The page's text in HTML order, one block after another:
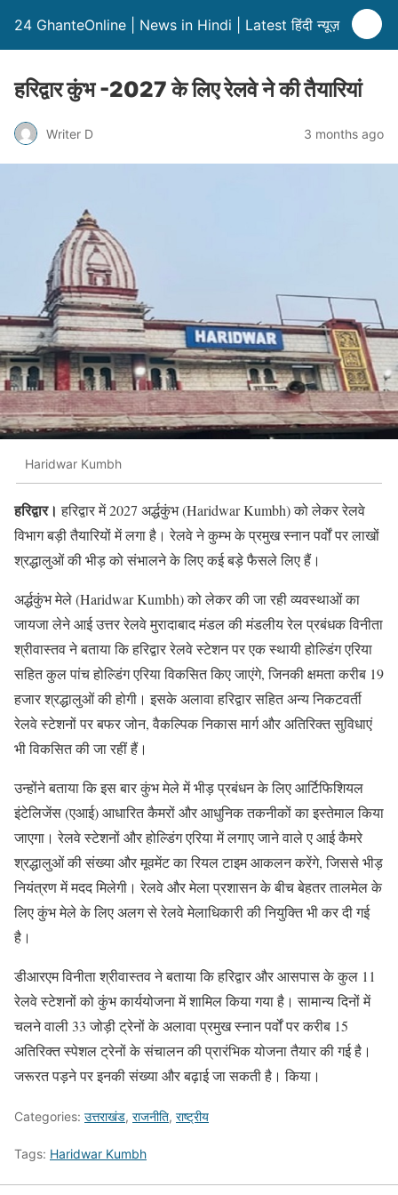
24 GhanteOnline | News in Hindi | Latest हिंदी न्यूज़
हरिद्वार कुंभ -2027 के लिए रेलवे ने की तैयारियां
Writer D 3 months ago
Haridwar Kumbh
हरिद्वार। हरिद्वार में 2027 अर्द्धकुंभ (Haridwar Kumbh) को लेकर रेलवे
विभाग बड़ी तैयारियों में लगा है। रेलवे ने कुम्भ के प्रमुख स्नान पर्वों पर लाखों
श्रद्धालुओं की भीड़ को संभालने के लिए कई बड़े फैसले लिए हैं।
अर्द्धकुंभ मेले (Haridwar Kumbh) को लेकर की जा रही व्यवस्थाओं का
जायजा लेने आई उत्तर रेलवे मुरादाबाद मंडल की मंडलीय रेल प्रबंधक विनीता
श्रीवास्तव ने बताया कि हरिद्वार रेलवे स्टेशन पर एक स्थायी होल्डिंग एरिया
सहित कुल पांच होल्डिंग एरिया विकसित किए जाएंगे, जिनकी क्षमता करीब 19
हजार श्रद्धालुओं की होगी। इसके अलावा हरिद्वार सहित अन्य निकटवर्ती
रेलवे स्टेशनों पर बफर जोन, वैकल्पिक निकास मार्ग और अतिरिक्त सुविधाएं
भी विकसित की जा रहीं हैं।
उन्होंने बताया कि इस बार कुंभ मेले में भीड़ प्रबंधन के लिए आर्टिफिशियल
इंटेलिजेंस (एआई) आधारित कैमरों और आधुनिक तकनीकों का इस्तेमाल किया
जाएगा। रेलवे स्टेशनों और होल्डिंग एरिया में लगाए जाने वाले ए आई कैमरे
श्रद्धालुओं की संख्या और मूवमेंट का रियल टाइम आकलन करेंगे, जिससे भीड़
नियंत्रण में मदद मिलेगी। रेलवे और मेला प्रशासन के बीच बेहतर तालमेल के
लिए कुंभ मेले के लिए अलग से रेलवे मेलाधिकारी की नियुक्ति भी कर दी गई
है।
डीआरएम विनीता श्रीवास्तव ने बताया कि हरिद्वार और आसपास के कुल 11
रेलवे स्टेशनों को कुंभ कार्ययोजना में शामिल किया गया है। सामान्य दिनों में
चलने वाली 33 जोड़ी ट्रेनों के अलावा प्रमुख स्नान पर्वों पर करीब 15
अतिरिक्त स्पेशल ट्रेनों के संचालन की प्रारंभिक योजना तैयार की गई है।
जरूरत पड़ने पर इनकी संख्या और बढ़ाई जा सकती है। किया।
Categories: उत्तराखंड, राजनीति, राष्ट्रीय
Tags: Haridwar Kumbh